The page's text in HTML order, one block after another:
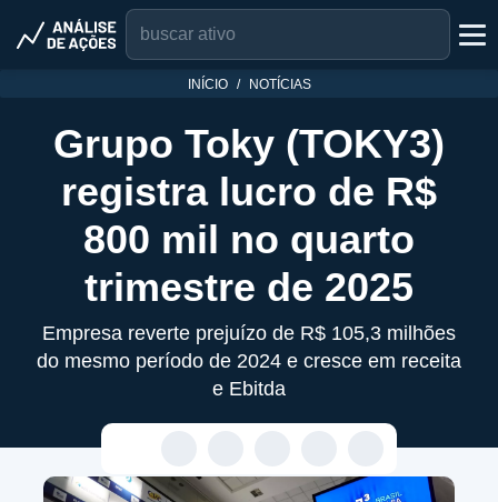
INÍCIO NOTÍCIAS
Grupo Toky (TOKY3)
registra lucro de R$
800 mil no quarto
trimestre de 2025
Empresa reverte prejuízo de R$ 105,3 milhões
do mesmo período de 2024 e cresce em receita
e Ebitda